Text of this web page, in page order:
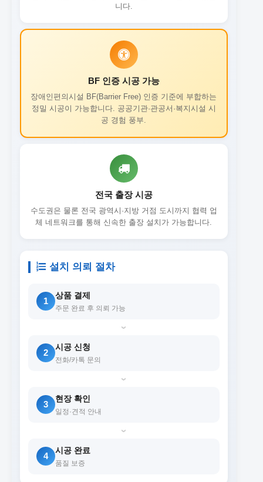
니다.
BF 인증 시공 가능
장애인편의시설 BF(Barrier Free) 인증 기준에 부합하는
정밀 시공이 가능합니다. 공공기관·관공서·복지시설 시
공 경험 풍부.
전국 출장 시공
수도권은 물론 전국 광역시·지방 거점 도시까지 협력 업
체 네트워크를 통해 신속한 출장 설치가 가능합니다.
설치 의뢰 절차
1
상품 결제
주문 완료 후 의뢰 가능
›
2
시공 신청
전화/카톡 문의
›
3
현장 확인
일정·견적 안내
›
4
시공 완료
품질 보증